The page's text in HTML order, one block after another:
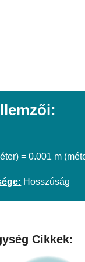
= 0.001 m
Hosszúság
Cikkek: